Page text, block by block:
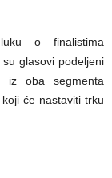
o finalistima
glasovi podeljeni
iz oba segmenta
će nastaviti trku